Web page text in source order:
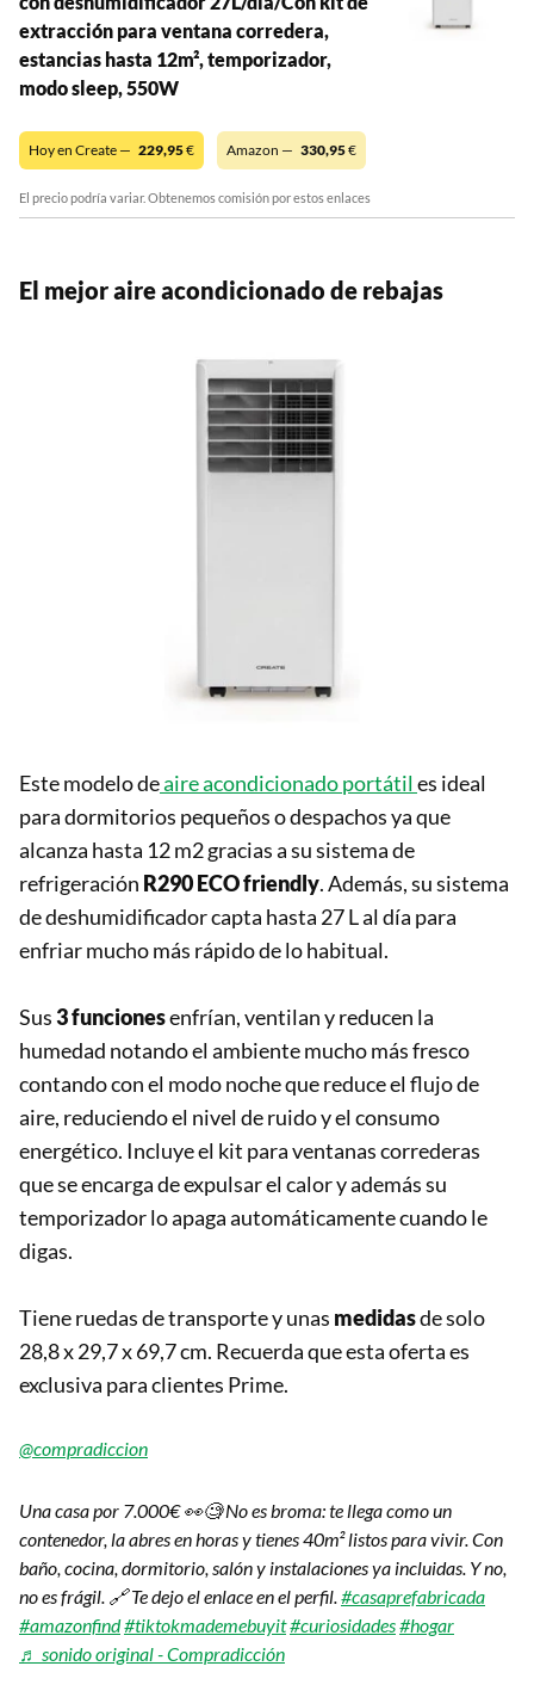
extracción para ventana corredera,
estancias hasta 12m², temporizador,
modo sleep, 550W
Hoy en Create — 229,95€ Amazon — 330,95€
El precio podría variar. Obtenemos comisión por estos enlaces
El mejor aire acondicionado de rebajas
Este modelo deaire acondicionado portátiles ideal
para dormitorios pequeños o despachos ya que
alcanza hasta 12 m2 gracias a su sistema de
refrigeración R290 ECO friendly. Además, su sistema
de deshumidificador capta hasta 27 L al día para
enfriar mucho más rápido de lo habitual.
Sus3 funcionesenfrían, ventilan y reducen la
humedad notando el ambiente mucho más fresco
contando con el modo noche que reduce el flujo de
aire, reduciendo el nivel de ruido y el consumo
energético. Incluye el kit para ventanas correderas
que se encarga de expulsar el calor y además su
temporizador lo apaga automáticamente cuando le
digas.
Tiene ruedas de transporte y unas medidasde solo
28,8 x 29,7 x 69,7 cm. Recuerda que esta oferta es
exclusiva para clientes Prime.
@compradiccion
Una casa por 7.000€ 👀🧐 No es broma: te llega como un
contenedor, la abres en horas y tienes 40m² listos para vivir. Con
baño, cocina, dormitorio, salón y instalaciones ya incluidas. Y no,
no es frágil. 🔗 Te dejo el enlace en el perfil.#casaprefabricada
#amazonfind#tiktokmademebuyit#curiosidades#hogar
♬ sonido original - Compradicción